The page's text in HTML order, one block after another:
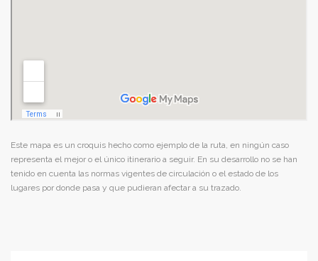
Este mapa es un croquis hecho como ejemplo de la ruta, en ningún caso
representa el mejor o el único itinerario a seguir. En su desarrollo no se han
tenido en cuenta las normas vigentes de circulación o el estado de los
lugares por donde pasa y que pudieran afectar a su trazado.